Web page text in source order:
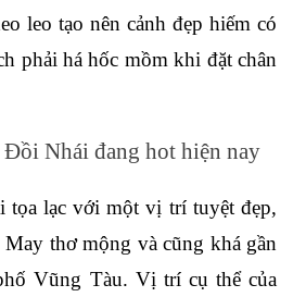
leo tạo nên cảnh đẹp hiếm có
phải há hốc mồm khi đặt chân
Nhái đang hot hiện nay
tọa lạc với một vị trí tuyệt đẹp,
May thơ mộng và cũng khá gần
Vũng Tàu. Vị trí cụ thể của